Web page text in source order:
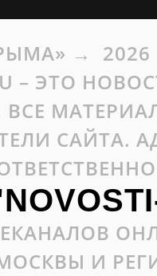
→ 2026
– ЭТО
САЙТА.
И